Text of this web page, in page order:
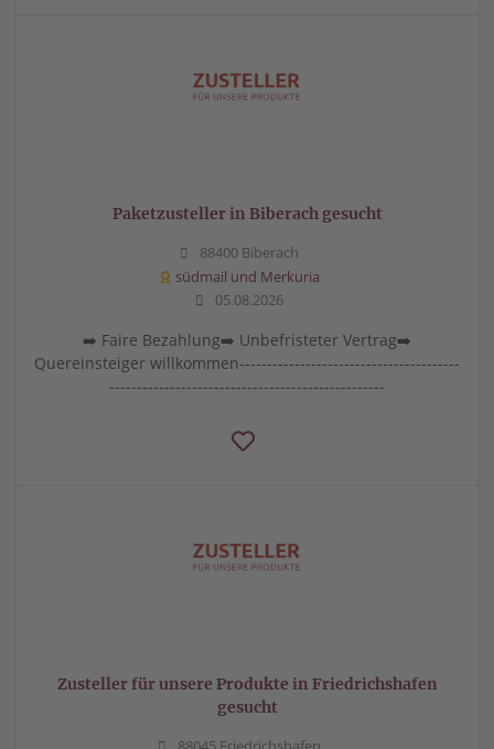
Paketzusteller in Biberach gesucht
88400 Biberach
südmail und Merkuria
05.08.2026
➡️ Faire Bezahlung➡️ Unbefristeter Vertrag➡️
Quereinsteiger willkommen----------------------------------------
--------------------------------------------------
Zusteller für unsere Produkte in Friedrichshafen
gesucht